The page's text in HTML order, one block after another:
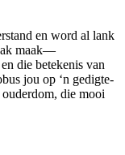
en word al lank
maak—
die betekenis van
jou op ‘n gedigte-
die mooi